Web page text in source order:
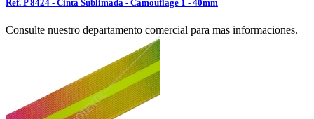
Ref. P 8424 - Cinta Sublimada - Camouflage 1 - 40mm
Consulte nuestro departamento comercial para mas informaciones.